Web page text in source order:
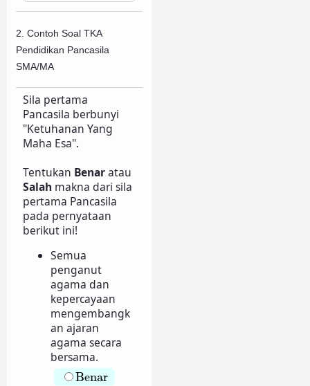
2. Contoh Soal TKA
Pendidikan Pancasila
SMA/MA
Sila pertama
Pancasila berbunyi
"Ketuhanan Yang
Maha Esa".
Tentukan Benaratau
Salah makna dari sila
pertama Pancasila
pada pernyataan
berikut ini!
Semua
penganut
agama dan
kepercayaan
mengembangk
an ajaran
agama secara
bersama.
Benar
Benar